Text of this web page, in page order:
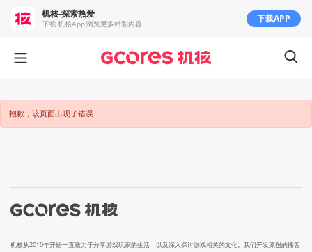
抱歉，该页面出现了错误
机核从2010年开始一直致力于分享游戏玩家的生活，以及深入探讨游戏相关的文化。我们开发原创的播客
机核-探索热爱
下载 机核App 浏览更多精彩内容 下载APP